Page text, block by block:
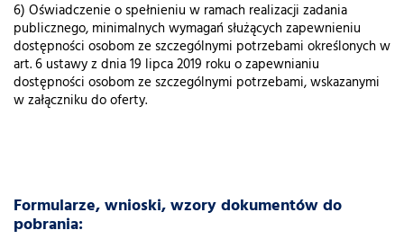
6) Oświadczenie o spełnieniu w ramach realizacji zadania
publicznego, minimalnych wymagań służących zapewnieniu
dostępności osobom ze szczególnymi potrzebami określonych w
art. 6 ustawy z dnia 19 lipca 2019 roku o zapewnianiu
dostępności osobom ze szczególnymi potrzebami, wskazanymi
w załączniku do oferty.
Formularze, wnioski, wzory dokumentów do
pobrania: